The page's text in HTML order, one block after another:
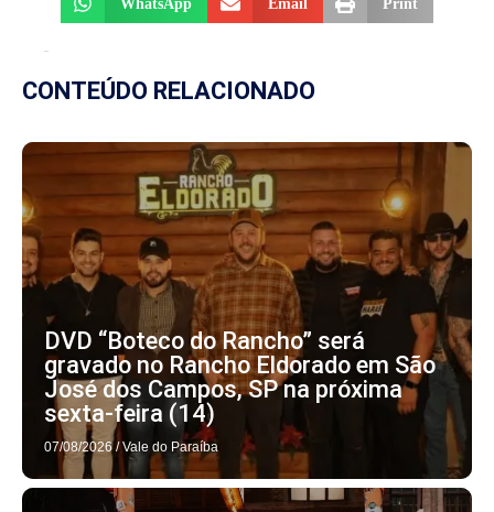
WhatsApp Email Print
CONTEÚDO RELACIONADO
DVD “Boteco do Rancho” será
gravado no Rancho Eldorado em São
José dos Campos, SP na próxima
sexta-feira (14)
07/08/2026 / Vale do Paraíba